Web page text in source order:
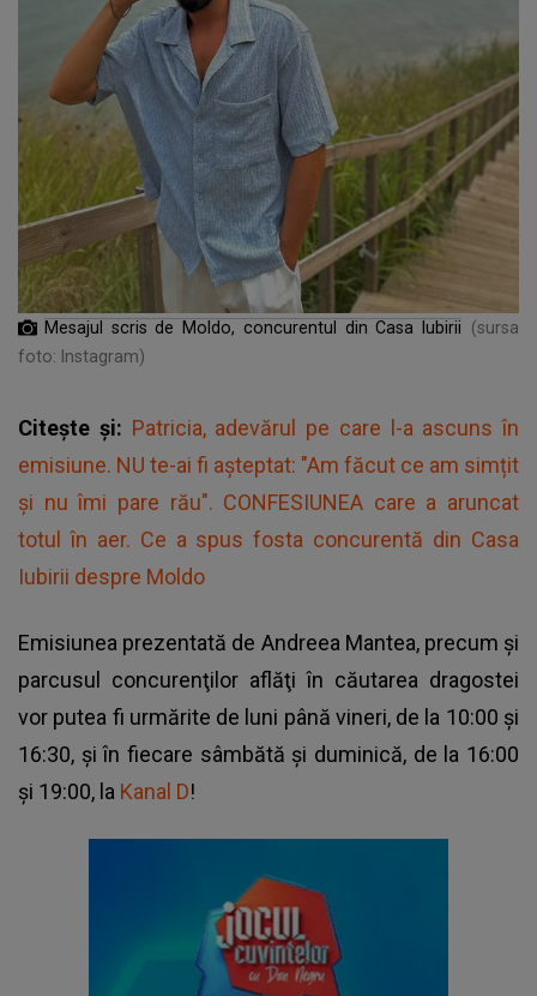
Mesajul scris de Moldo, concurentul din Casa Iubirii
(sursa
foto: Instagram)
Citește și: Patricia, adevărul pe care l-a ascuns în
emisiune. NU te-ai fi așteptat: "Am făcut ce am simțit
și nu îmi pare rău". CONFESIUNEA care a aruncat
totul în aer. Ce a spus fosta concurentă din Casa
Iubirii despre Moldo
Emisiunea prezentată de Andreea Mantea, precum şi
parcusul concurenţilor aflăţi în căutarea dragostei
vor putea fi urmărite de luni până vineri, de la 10:00 şi
16:30, şi în fiecare sâmbătă şi duminică, de la 16:00
şi 19:00, la Kanal D!